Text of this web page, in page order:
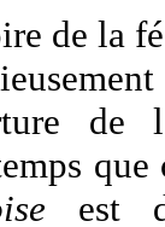
de la
de
est